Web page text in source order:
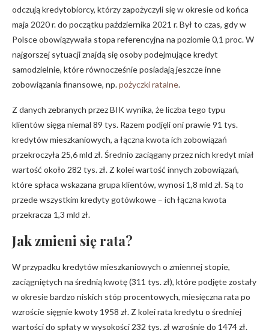
odczują kredytobiorcy, którzy zapożyczyli się w okresie od końca
maja 2020 r. do początku października 2021 r. Był to czas, gdy w
Polsce obowiązywała stopa referencyjna na poziomie 0,1 proc. W
najgorszej sytuacji znajdą się osoby podejmujące kredyt
samodzielnie, które równocześnie posiadają jeszcze inne
zobowiązania finansowe, np.pożyczki ratalne.
Z danych zebranych przez BIK wynika, że liczba tego typu
klientów sięga niemal 89 tys. Razem podjęli oni prawie 91 tys.
kredytów mieszkaniowych, a łączna kwota ich zobowiązań
przekroczyła 25,6 mld zł. Średnio zaciągany przez nich kredyt miał
wartość około 282 tys. zł. Z kolei wartość innych zobowiązań,
które spłaca wskazana grupa klientów, wynosi 1,8 mld zł. Są to
przede wszystkim kredyty gotówkowe – ich łączna kwota
przekracza 1,3 mld zł.
Jak zmieni się rata?
W przypadku kredytów mieszkaniowych o zmiennej stopie,
zaciągniętych na średnią kwotę (311 tys. zł), które podjęte zostały
w okresie bardzo niskich stóp procentowych, miesięczna rata po
wzroście sięgnie kwoty 1958 zł. Z kolei rata kredytu o średniej
wartości do spłaty w wysokości 232 tys. zł wzrośnie do 1474 zł.